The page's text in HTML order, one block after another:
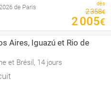
de Paris dès
2358€
2005€
Aires, Iguazú et Rio de
et Brésil, 14 jours